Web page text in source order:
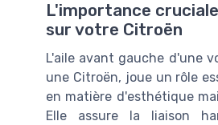
L'importance
sur votre Citroën
L'aile avant gauche d'une
une Citroën, joue un rôle
en matière d'esthétique
Elle assure la liaison